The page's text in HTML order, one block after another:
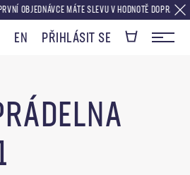
MÁTE SLEVU V HODNOTĚ DOPRAVY
EN PŘIHLÁSIT SE